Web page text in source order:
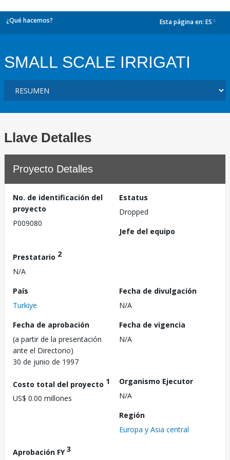
¿Qué hacemos? Esta página en: ES
SMALL SCALE IRRIGATI
Llave Detalles
Proyecto Detalles
No. de identificación del
proyecto
P009080
Estatus
Dropped
Jefe del equipo
Prestatario 2
N/A
País
Turkiye
Fecha de divulgación
N/A
Fecha de aprobación
(a partir de la presentación
ante el Directorio)
30 de junio de 1997
Fecha de vigencia
N/A
Costo total del proyecto 1
US$ 0.00 millones
Organismo Ejecutor
N/A
Región
Europa y Asia central
Aprobación FY3